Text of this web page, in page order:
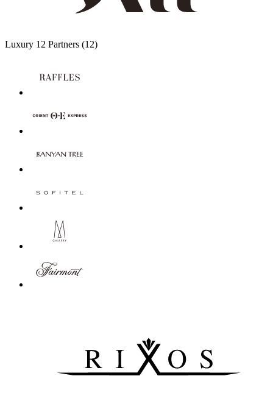
Luxury 12 Partners (12)